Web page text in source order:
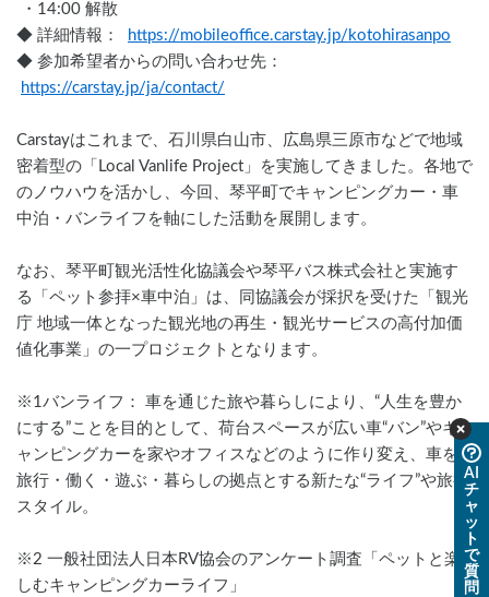
・14:00 解散
◆ 詳細情報：
https://mobileoffice.carstay.jp/kotohirasanpo
◆ 参加希望者からの問い合わせ先：
https://carstay.jp/ja/contact/
Carstayはこれまで、石川県白山市、広島県三原市などで地域
密着型の「Local Vanlife Project」を実施してきました。各地で
のノウハウを活かし、今回、琴平町でキャンピングカー・車
中泊・バンライフを軸にした活動を展開します。
なお、琴平町観光活性化協議会や琴平バス株式会社と実施す
る「ペット参拝×車中泊」は、同協議会が採択を受けた「観光
庁 地域一体となった観光地の再生・観光サービスの高付加価
値化事業」の一プロジェクトとなります。
※1バンライフ： 車を通じた旅や暮らしにより、“人生を豊か
にする”ことを目的として、荷台スペースが広い車“バン”やキ
ャンピングカーを家やオフィスなどのように作り変え、車を
旅行・働く・遊ぶ・暮らしの拠点とする新たな“ライフ”や旅行
スタイル。
※2 一般社団法人日本RV協会のアンケート調査「ペットと楽
しむキャンピングカーライフ」
AI
チ
ャ
ッ
ト
で
質
問